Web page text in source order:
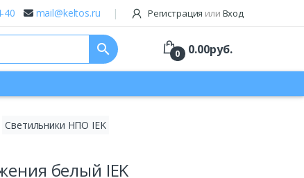
40 mail@keltos.ru Регистрация или Вход
search 0 0.00руб.
Светильники НПО IEK
белый IEK